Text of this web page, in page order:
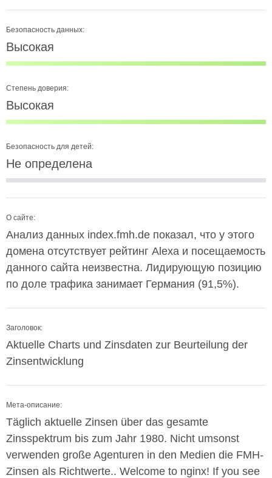
Безопасность данных:
Высокая
Степень доверия:
Высокая
Безопасность для детей:
Не определена
О сайте:
Анализ данных index.fmh.de показал, что у этого
домена отсутствует рейтинг Alexa и посещаемость
данного сайта неизвестна. Лидирующую позицию
по доле трафика занимает Германия (91,5%).
Заголовок:
Aktuelle Charts und Zinsdaten zur Beurteilung der
Zinsentwicklung
Мета-описание:
Täglich aktuelle Zinsen über das gesamte
Zinsspektrum bis zum Jahr 1980. Nicht umsonst
verwenden große Agenturen in den Medien die FMH-
Zinsen als Richtwerte.. Welcome to nginx! If you see